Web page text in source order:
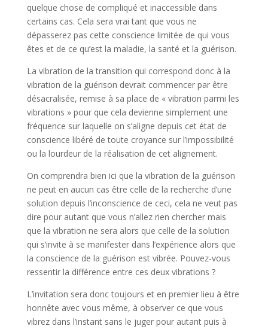
quelque chose de compliqué et inaccessible dans
certains cas. Cela sera vrai tant que vous ne
dépasserez pas cette conscience limitée de qui vous
êtes et de ce qu’est la maladie, la santé et la guérison.
La vibration de la transition qui correspond donc à la
vibration de la guérison devrait commencer par être
désacralisée, remise à sa place de « vibration parmi les
vibrations » pour que cela devienne simplement une
fréquence sur laquelle on s’aligne depuis cet état de
conscience libéré de toute croyance sur l’impossibilité
ou la lourdeur de la réalisation de cet alignement.
On comprendra bien ici que la vibration de la guérison
ne peut en aucun cas être celle de la recherche d’une
solution depuis l’inconscience de ceci, cela ne veut pas
dire pour autant que vous n’allez rien chercher mais
que la vibration ne sera alors que celle de la solution
qui s’invite à se manifester dans l’expérience alors que
la conscience de la guérison est vibrée. Pouvez-vous
ressentir la différence entre ces deux vibrations ?
L’invitation sera donc toujours et en premier lieu à être
honnête avec vous même, à observer ce que vous
vibrez dans l’instant sans le juger pour autant puis à